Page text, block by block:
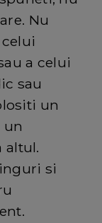
Nu
a celui
sau
un
un
altul.
si